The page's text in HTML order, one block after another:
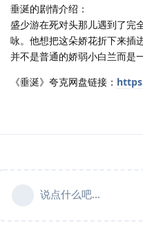
垂涎的剧情介绍：
盛少游在死对头那儿遇到了完
咏。他想把这朵娇花折下来插
并不是普通的娇弱小白兰而是
《垂涎》夸克网盘链接：
说点什么吧...